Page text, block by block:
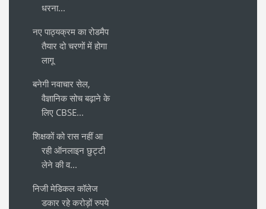
धरना...
नए पाठ्यक्रम का रोडमैप
तैयार दो चरणों में होगा
लागू
बनेगी नवाचार सेल,
वैज्ञानिक सोच बढ़ाने के
लिए CBSE...
शिक्षकों को रास नहीं आ
रही ऑनलाइन छुट्टी
लेने की व...
निजी मेडिकल कॉलेज
डकार रहे करोड़ों रुपये